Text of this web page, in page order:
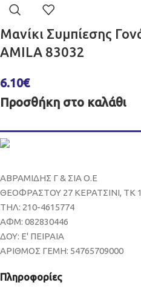
Μανίκι Συμπίεσης
AMILA 83032
6.10€
Προσθήκη στο καλάθι
ΑΒΡΑΜΙΔΗΣ Γ & ΣΙΑ Ο.Ε
ΘΕΟΦΡΑΣΤΟΥ 27 ΚΕΡΑΤΣΙΝΙ, ΤΚ
ΤΗΛ: 210-4615774
ΑΦΜ: 082830446
ΔΟΥ: Ε' ΠΕΙΡΑΙΑ
ΑΡΙΘΜΟΣ ΓΕΜΗ: 54765709000
Πληροφορίες